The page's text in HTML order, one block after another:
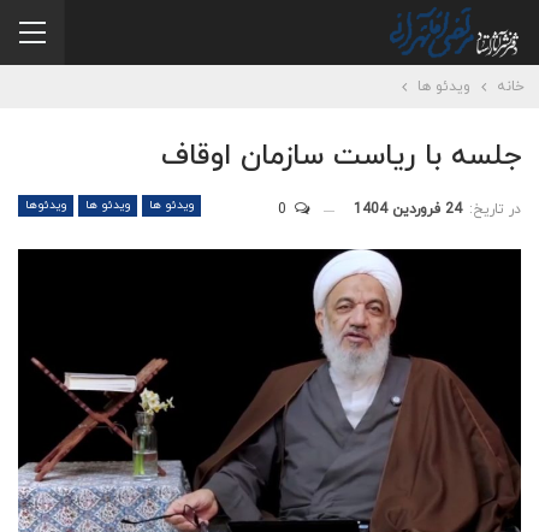
خانه ویدئو ها
جلسه با ریاست سازمان اوقاف
ویدئو ها ویدئو ها ویدئوها در تاریخ: 24 فروردین 1404